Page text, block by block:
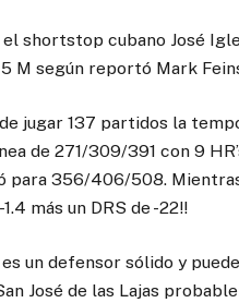
shortstop cubano José
M según reportó Mark
jugar 137 partidos la
de 271/309/391 con 9
para 356/406/508.
más un DRS de -22!!
es un defensor sólido y
José de las Lajas